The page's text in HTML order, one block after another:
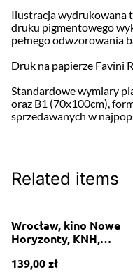
Ilustracja wydrukowana
druku pigmentowego
pełnego odwzorowania
Druk na papierze Favini
Standardowe wymiary
oraz B1 (70x100cm),
sprzedawanych w
Related items
Wrocław, kino Nowe
Horyzonty, KNH,
139,00 zł